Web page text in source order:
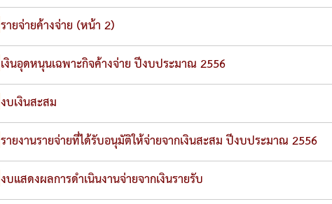
รายจ่ายค้างจ่าย (หน้า 2)
เงินอุดหนุนเฉพาะกิจค้างจ่าย ปีงบประมาณ 2556
งบเงินสะสม
รายงานรายจ่ายที่ได้รับอนุมัติให้จ่ายจากเงินสะสม ปีงบประมาณ 2556
งบแสดงผลการดำเนินงานจ่ายจากเงินรายรับ